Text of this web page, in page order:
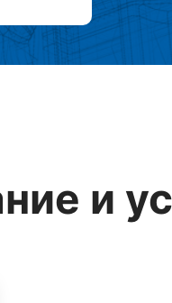
и